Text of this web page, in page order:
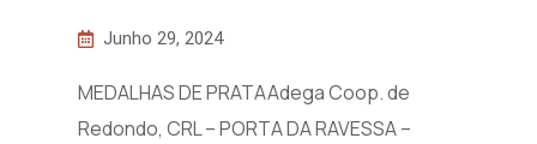
Junho 29, 2024
MEDALHAS DE PRATAAdega Coop. de
Redondo, CRL – PORTA DA RAVESSA –